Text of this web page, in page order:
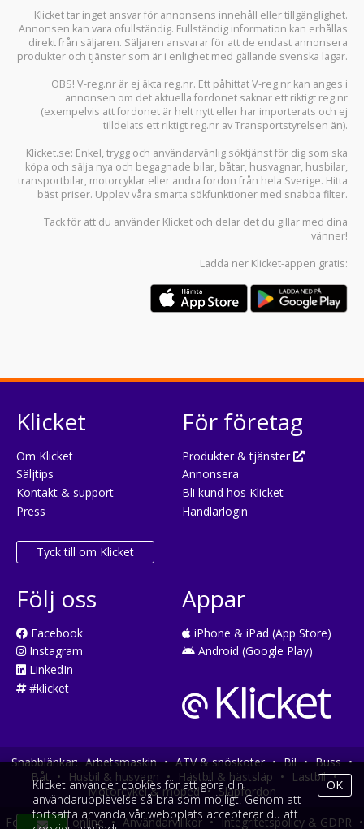
Klicket tar inget ansvar för annonsens innehåll eller tillgänglighet.
Annonsen kan vara ofullständig. Fullständig information kan erhållas
direkt från säljaren. Säljaren ansvarar för att de endast annonsera
produkter och tjänster som är i enlighet med gällande svenska lagar.
OBS! V-reg.nr är ej äkta reg.nr. Ett påhittat V-reg.nr kan anges i
annonsen om det aktuella fordonet saknar ett riktigt reg.nr
(exempelvis att fordonet är helt nytt eller har importerats och ej
tilldelats ett riktigt reg.nr av Transportstyrelsen än).
Klicket.se: Enkel, trygg och användarvänlig söktjänst för dig som ska
köpa och sälja nya och begagnade bilar, båtar, husvagnar, husbilar,
transportbilar, motorcyklar eller andra fordon från hela Sverige. Hitta
bäst priser. Upplev våra smarta sökfunktioner med snabba filter.
Tack för att du använder Klicket och delar det du gillar med dina
vänner!
Ladda ner Klicket-appen gratis:
Klicket
Om Klicket
Säljtips
Kontakt & support
Press
Tyck till om Klicket
För företag
Produkter & tjänster
Annonsera
Bli kund hos Klicket
Handlarlogin
Följ oss
Facebook
Instagram
LinkedIn
#klicket
Appar
iPhone & iPad (App Store)
Android (Google Play)
Snabblänkar: Arbetsmaskin • ATV & snöskoter • Bil • Buss •
Båt • Husbil & husvagn • Hästbil & hästsläp • Lastbil •
Motorcykel & moped • Släpfordon
Fordonsköp online • Användarvillkor • Integritetspolicy & GDPR •
Klicket använder cookies för att göra din
användarupplevelse så bra som möjligt. Genom att
fortsätta använda vår webbplats accepterar du att
OK